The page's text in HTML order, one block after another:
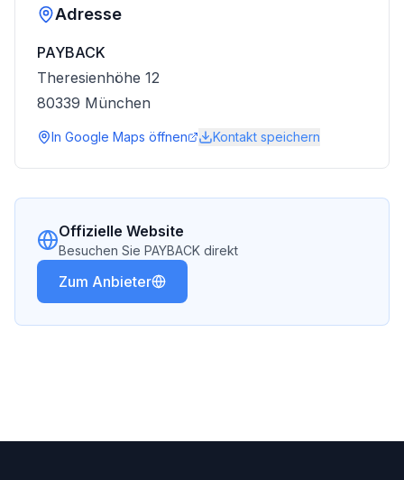
Adresse
PAYBACK
Theresienhöhe 12
80339 München
In Google Maps öffnen Kontakt speichern
Offizielle Website
Besuchen Sie PAYBACK direkt
Zum Anbieter